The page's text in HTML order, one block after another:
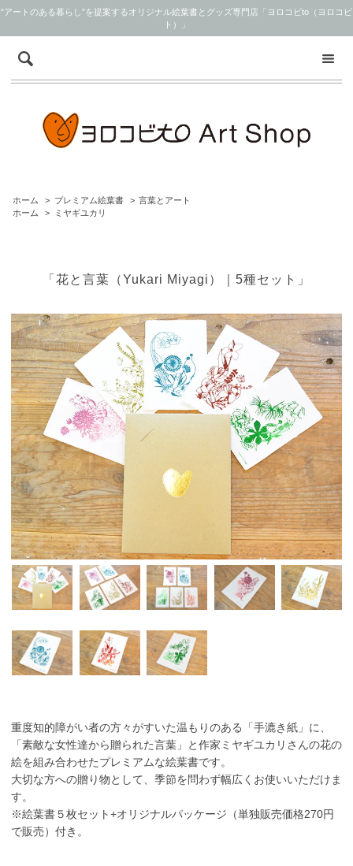
“アートのある暮らし”を提案するオリジナル絵葉書とグッズ専門店「ヨロコビto（ヨロコビ
ト）」
ホーム > プレミアム絵葉書 > 言葉とアート
ホーム
> ミヤギユカリ
「花と言葉（Yukari Miyagi）｜5種セット」
重度知的障がい者の方々がすいた温もりのある「手漉き紙」に、
「素敵な女性達から贈られた言葉」と作家ミヤギユカリさんの花の
絵を組み合わせたプレミアムな絵葉書です。
大切な方への贈り物として、季節を問わず幅広くお使いいただけま
す。
※絵葉書５枚セット+オリジナルパッケージ（単独販売価格270円
で販売）付き。